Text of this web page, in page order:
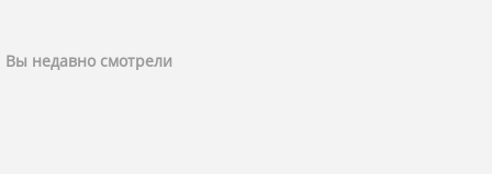
Вы недавно смотрели